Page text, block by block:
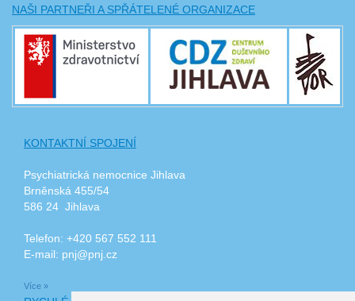
NAŠI PARTNEŘI A SPŘÁTELENÉ ORGANIZACE
KONTAKTNÍ SPOJENÍ
Psychiatrická nemocnice Jihlava
Brněnská 455/54
586 24 Jihlava
Telefon: +420 567 552 111
E-mail: pnj@pnj.cz
Více »